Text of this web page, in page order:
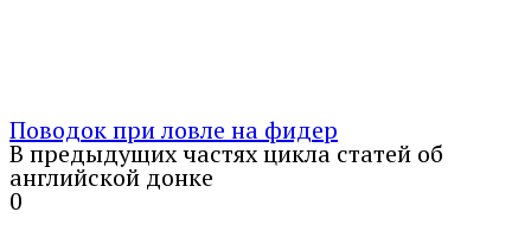
Поводок при ловле на фидер
В предыдущих частях цикла статей об
английской донке
0